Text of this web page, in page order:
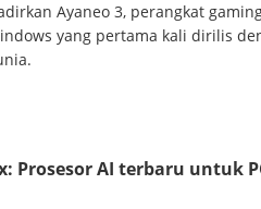
Ayaneo 3, perangkat
yang pertama kali dirilis
Prosesor AI terbaru untuk